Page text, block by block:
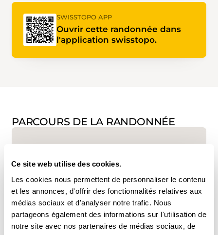
Ce site web utilise des cookies.
Les cookies nous permettent de personnaliser le contenu
et les annonces, d'offrir des fonctionnalités relatives aux
médias sociaux et d'analyser notre trafic. Nous
partageons également des informations sur l'utilisation de
notre site avec nos partenaires de médias sociaux, de
SWISSTOPO APP
Ouvrir cette randonnée dans
l'application swisstopo.
PARCOURS DE LA RANDONNÉE